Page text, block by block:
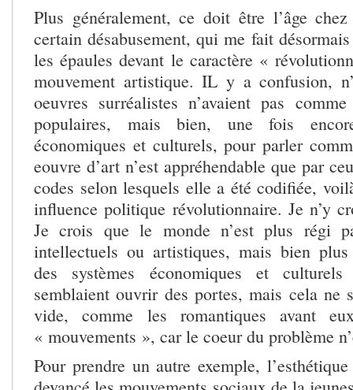
Plus généralement, ce doit être l’âge
certain désabusement, qui me fait
les épaules devant le caractère «
mouvement artistique. IL y a confusion,
oeuvres surréalistes n’avaient pas
populaires, mais bien, une fois
économiques et culturels, pour parler
eouvre d’art n’est appréhendable que par
codes selon lesquels elle a été codifiée,
influence politique révolutionnaire. Je n’y
Je crois que le monde n’est plus régi
intellectuels ou artistiques, mais bien plus
des systèmes économiques et
semblaient ouvrir des portes, mais cela ne
vide, comme les romantiques avant
« mouvements », car le coeur du problème
Pour prendre un autre exemple,